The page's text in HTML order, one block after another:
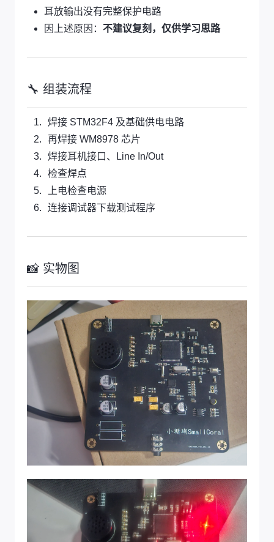
耳放输出没有完整保护电路
因上述原因： 不建议复刻，仅供学习思路
🔧 组装流程
焊接 STM32F4 及基础供电电路
再焊接 WM8978 芯片
焊接耳机接口、Line In/Out
检查焊点
上电检查电源
连接调试器下载测试程序
📸 实物图